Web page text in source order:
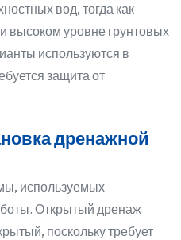
вод, тогда как
высоком уровне грунтовых
используются в
защита от
дренажной
используемых
Открытый дренаж
поскольку требует